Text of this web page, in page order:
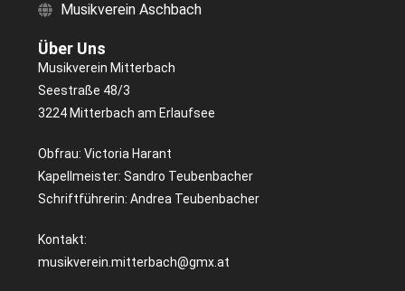
Musikverein Aschbach
Über Uns
Musikverein Mitterbach
Seestraße 48/3
3224 Mitterbach am Erlaufsee
Obfrau: Victoria Harant
Kapellmeister: Sandro Teubenbacher
Schriftführerin: Andrea Teubenbacher
Kontakt:
musikverein.mitterbach@gmx.at